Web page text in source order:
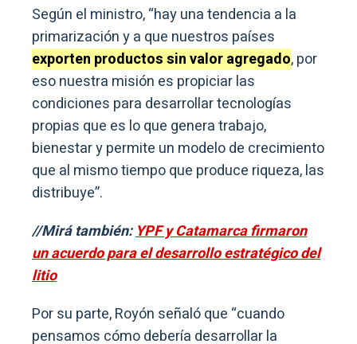
Según el ministro, “hay una tendencia a la
primarización y a que nuestros países
exporten productos sin valor agregado, por
eso nuestra misión es propiciar las
condiciones para desarrollar tecnologías
propias que es lo que genera trabajo,
bienestar y permite un modelo de crecimiento
que al mismo tiempo que produce riqueza, las
distribuye”.
//Mirá también:YPF y Catamarca firmaron
un acuerdo para el desarrollo estratégico del
litio
Por su parte, Royón señaló que “cuando
pensamos cómo debería desarrollar la